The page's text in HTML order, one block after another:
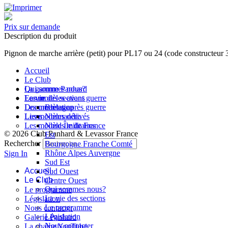
Prix sur demande
Description du produit
Pignon de marche arrière (petit) pour PL17 ou 24 (code constructeur
Accueil
Le Club
Qui sommes nous?
La vie des sections
Bretagne
Normandie
Nord Île de France
Est
Bourgogne Franche Comté
Rhône Alpes Auvergne
Sud Est
Sud Ouest
Centre Ouest
Le programme
Législation
Nous contacter
Galerie Panhard
La chaine YouTube
La gamme Panhard
Les modèles avant guerre
Les modèles après guerre
Les modèles dérivés
Les modèles militaires
Forum
Documentation
Liens
© 2026 Club Panhard & Levassor France
Rechercher
Sign In
Accueil
Le Club
Qui sommes nous?
La vie des sections
Le programme
Législation
Nous contacter